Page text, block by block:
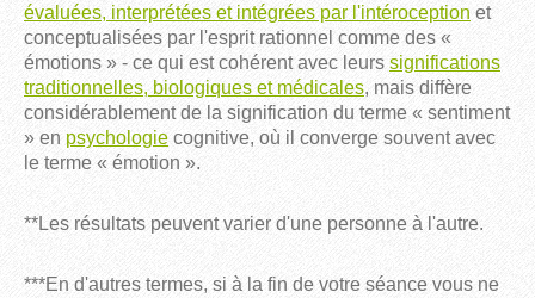
évaluées, interprétées et intégrées par l'intéroception et
conceptualisées par l'esprit rationnel comme des «
émotions » - ce qui est cohérent avec leurs significations
traditionnelles, biologiques et médicales, mais diffère
considérablement de la signification du terme « sentiment
» en psychologie cognitive, où il converge souvent avec
le terme « émotion ».
**Les résultats peuvent varier d'une personne à l'autre.
***En d'autres termes, si à la fin de votre séance vous ne